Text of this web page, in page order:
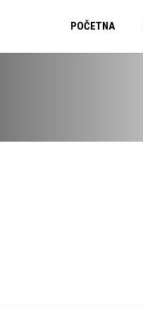
POČETNA